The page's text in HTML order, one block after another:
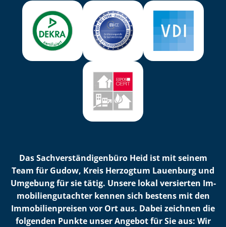
Das Sach­ver­stän­di­gen­bü­ro Heid ist mit seinem
Team für Gudow, Kreis Herzogtum Lauenburg und
Umgebung für sie tätig. Unsere lokal versierten Im­
mo­bi­li­en­gut­ach­ter kennen sich bestens mit den
Im­mo­bi­li­en­prei­sen vor Ort aus. Dabei zeichnen die
folgenden Punkte unser Angebot für Sie aus: Wir